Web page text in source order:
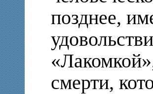
позднее,
смерти,